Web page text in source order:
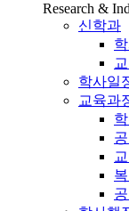
Research &
신학과
학사일
교육과